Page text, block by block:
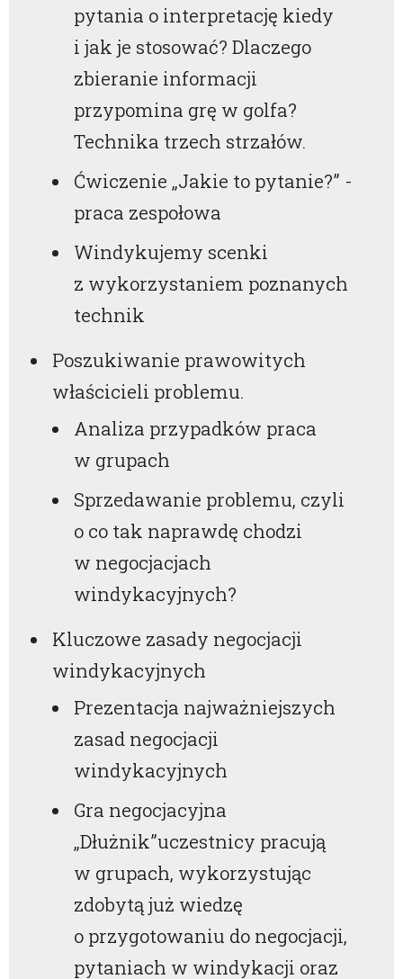
pytania o interpretację kiedy
i jak je stosować? Dlaczego
zbieranie informacji
przypomina grę w golfa?
Technika trzech strzałów.
Ćwiczenie „Jakie to pytanie?” -
praca zespołowa
Windykujemy scenki
z wykorzystaniem poznanych
technik
Poszukiwanie prawowitych
właścicieli problemu.
Analiza przypadków praca
w grupach
Sprzedawanie problemu, czyli
o co tak naprawdę chodzi
w negocjacjach
windykacyjnych?
Kluczowe zasady negocjacji
windykacyjnych
Prezentacja najważniejszych
zasad negocjacji
windykacyjnych
Gra negocjacyjna
„Dłużnik”uczestnicy pracują
w grupach, wykorzystując
zdobytą już wiedzę
o przygotowaniu do negocjacji,
pytaniach w windykacji oraz